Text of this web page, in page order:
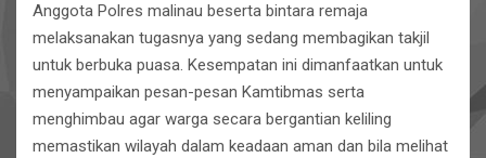
Anggota Polres malinau beserta bintara remaja
melaksanakan tugasnya yang sedang membagikan takjil
untuk berbuka puasa. Kesempatan ini dimanfaatkan untuk
menyampaikan pesan-pesan Kamtibmas serta
menghimbau agar warga secara bergantian keliling
memastikan wilayah dalam keadaan aman dan bila melihat